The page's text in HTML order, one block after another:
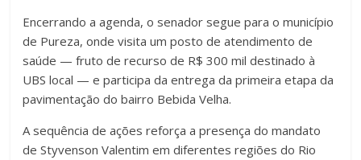
Encerrando a agenda, o senador segue para o município
de Pureza, onde visita um posto de atendimento de
saúde — fruto de recurso de R$ 300 mil destinado à
UBS local — e participa da entrega da primeira etapa da
pavimentação do bairro Bebida Velha.
A sequência de ações reforça a presença do mandato
de Styvenson Valentim em diferentes regiões do Rio